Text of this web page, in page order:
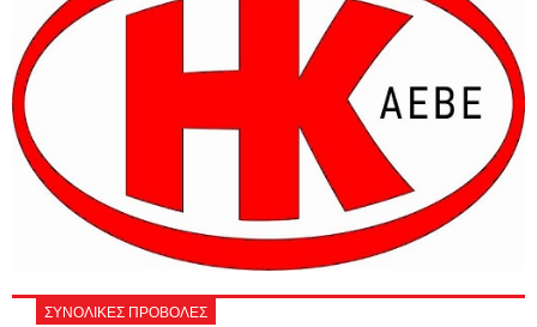
ΣΥΝΟΛΙΚΕΣ ΠΡΟΒΟΛΕΣ